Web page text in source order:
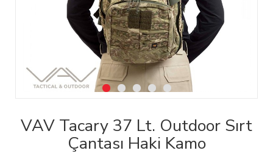
VAV Tacary 37 Lt. Outdoor Sırt
Çantası Haki Kamo